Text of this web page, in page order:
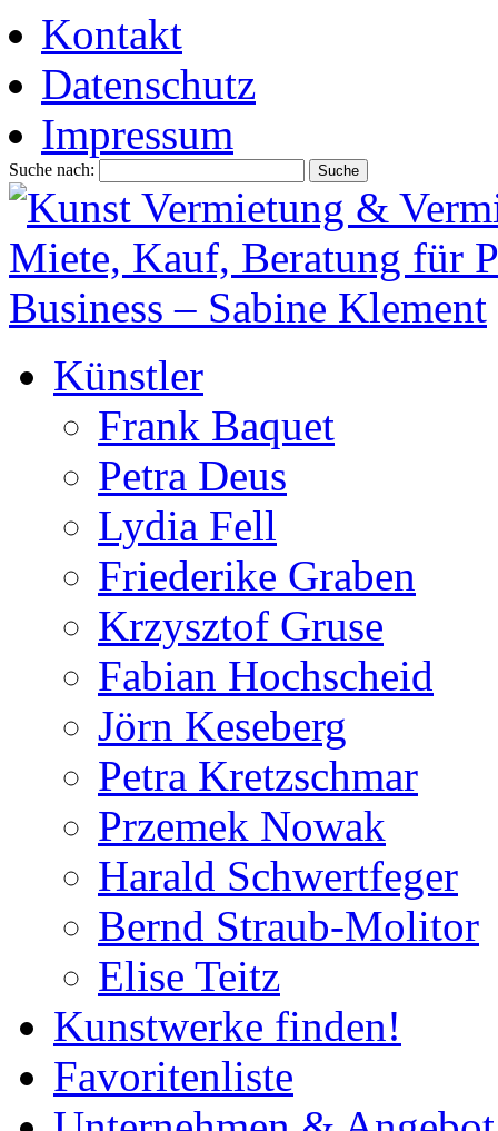
Kontakt
Datenschutz
Impressum
Suche nach:
Künstler
Frank Baquet
Petra Deus
Lydia Fell
Friederike Graben
Krzysztof Gruse
Fabian Hochscheid
Jörn Keseberg
Petra Kretzschmar
Przemek Nowak
Harald Schwertfeger
Bernd Straub-Molitor
Elise Teitz
Kunstwerke finden!
Favoritenliste